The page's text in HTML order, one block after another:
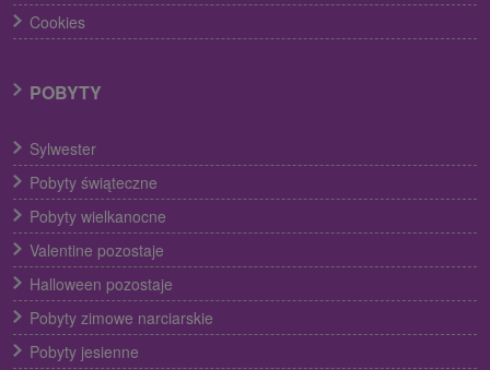
Cookies
POBYTY
Sylwester
Pobyty świąteczne
Pobyty wielkanocne
Valentine pozostaje
Halloween pozostaje
Pobyty zimowe narciarskie
Pobyty jesienne